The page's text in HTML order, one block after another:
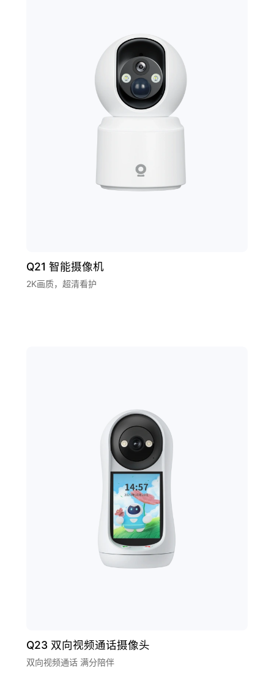
Q21 智能摄像机
2K画质，超清看护
Q23 双向视频通话摄像头
双向视频通话 满分陪伴